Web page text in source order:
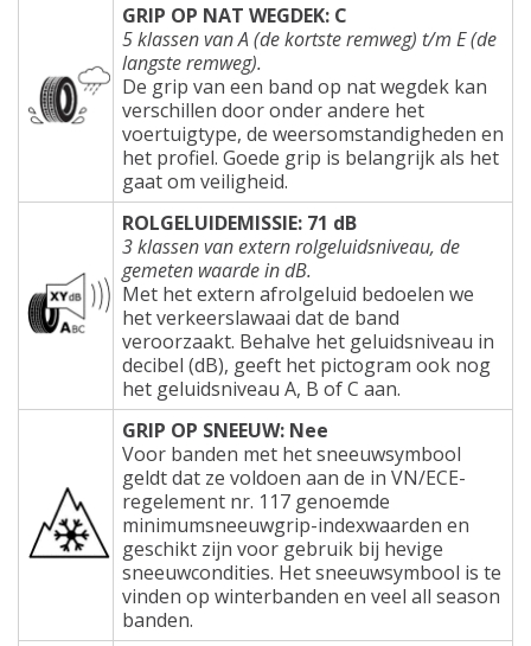
GRIP OP NAT WEGDEK: C
5 klassen van A (de kortste remweg) t/m E (de
langste remweg).
De grip van een band op nat wegdek kan
verschillen door onder andere het
voertuigtype, de weersomstandigheden en
het profiel. Goede grip is belangrijk als het
gaat om veiligheid.
ROLGELUIDEMISSIE: 71 dB
3 klassen van extern rolgeluidsniveau, de
gemeten waarde in dB.
Met het extern afrolgeluid bedoelen we
het verkeerslawaai dat de band
veroorzaakt. Behalve het geluidsniveau in
decibel (dB), geeft het pictogram ook nog
het geluidsniveau A, B of C aan.
GRIP OP SNEEUW: Nee
Voor banden met het sneeuwsymbool
geldt dat ze voldoen aan de in VN/ECE-
regelement nr. 117 genoemde
minimumsneeuwgrip-indexwaarden en
geschikt zijn voor gebruik bij hevige
sneeuwcondities. Het sneeuwsymbool is te
vinden op winterbanden en veel all season
banden.